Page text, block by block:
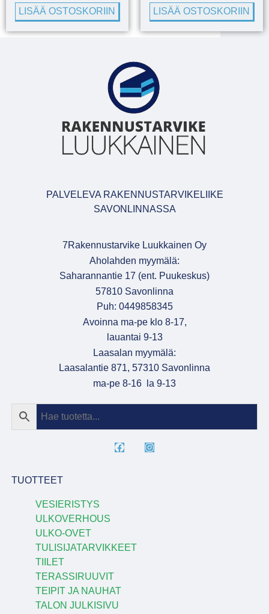
LISÄÄ OSTOSKORIIN LISÄÄ OSTOSKORIIN
PALVELEVA RAKENNUSTARVIKELIIKE
SAVONLINNASSA
7Rakennustarvike Luukkainen Oy
Aholahden myymälä:
Saharannantie 17 (ent. Puukeskus)
57810 Savonlinna
Puh: 0449858345
Avoinna ma-pe klo 8-17,
lauantai 9-13
Laasalan myymälä:
Laasalantie 871, 57310 Savonlinna
ma-pe 8-16 la 9-13
TUOTTEET
VESIERISTYS
ULKOVERHOUS
ULKO-OVET
TULISIJATARVIKKEET
TIILET
TERASSIRUUVIT
TEIPIT JA NAUHAT
TALON JULKISIVU